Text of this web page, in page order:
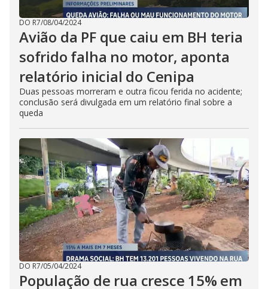
DO R7/08/04/2024
Avião da PF que caiu em BH teria
sofrido falha no motor, aponta
relatório inicial do Cenipa
Duas pessoas morreram e outra ficou ferida no acidente;
conclusão será divulgada em um relatório final sobre a
queda
DO R7/05/04/2024
População de rua cresce 15% em